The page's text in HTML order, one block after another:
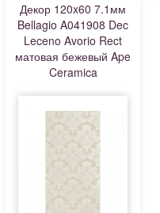
Декор 120x60 7.1мм
Bellagio A041908 Dec
Leceno Avorio Rect
матовая бежевый Ape
Ceramica